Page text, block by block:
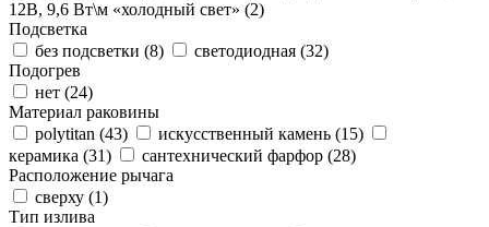
12В, 9,6 Вт\м «холодный свет» (2)
Подсветка
без подсветки (8) светодиодная (32)
Подогрев
нет (24)
Материал раковины
polytitan (43) искусственный камень (15)
керамика (31) сантехнический фарфор (28)
Расположение рычага
сверху (1)
Тип излива